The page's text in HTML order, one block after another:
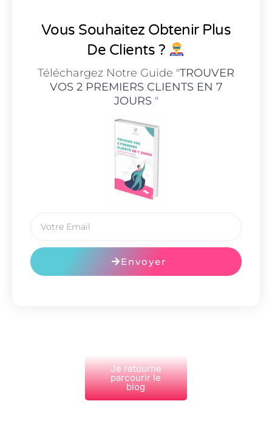
Vous Souhaitez Obtenir Plus
De Clients ?
Téléchargez Notre Guide "TROUVER
VOS 2 PREMIERS CLIENTS EN 7
JOURS"
Envoyer
Je retourne
parcourir le
blog